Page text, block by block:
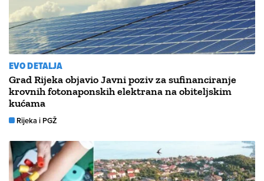
EVO DETALJA
Grad Rijeka objavio Javni poziv za sufinanciranje
krovnih fotonaponskih elektrana na obiteljskim
kućama
Rijeka i PGŽ